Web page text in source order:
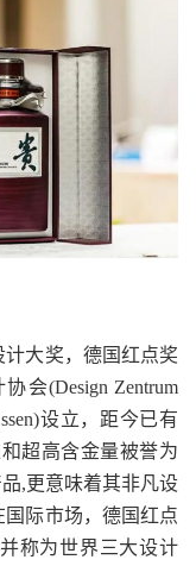
大奖，德国红点奖
会(Design Zentrum
设立，距今已有
超高含金量被誉为
,更意味着其非凡设
际市场，德国红点
称为世界三大设计